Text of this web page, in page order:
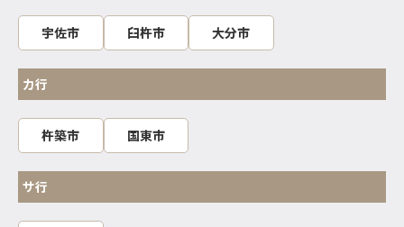
宇佐市 臼杵市 大分市
カ行
杵築市 国東市
サ行